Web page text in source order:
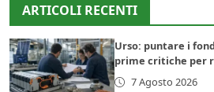
ARTICOLI RECENTI
Urso: puntare i
prime critiche per
7 Agosto 2026